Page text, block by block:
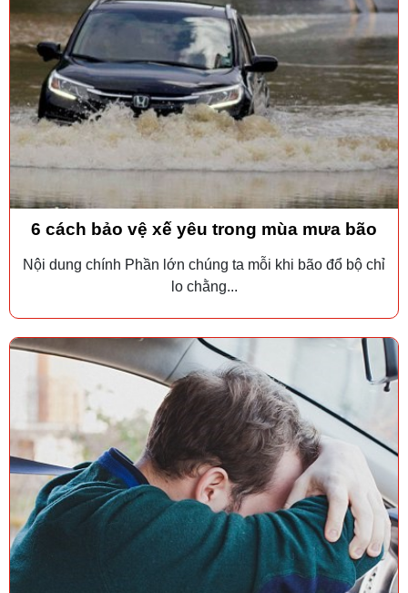
6 cách bảo vệ xế yêu trong mùa mưa bão
Nội dung chính Phần lớn chúng ta mỗi khi bão đổ bộ chỉ
lo chằng...